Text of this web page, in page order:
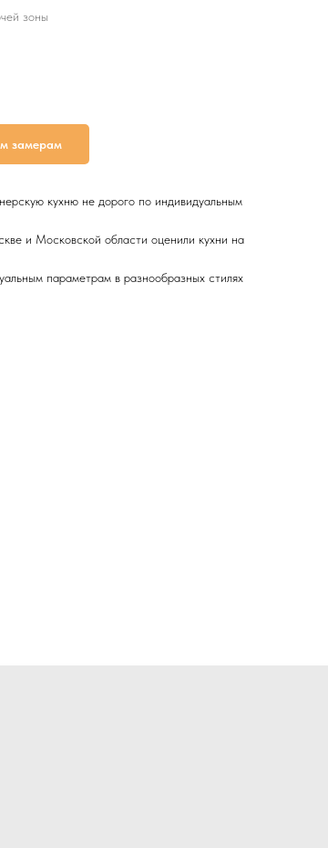
зоны
замерам
кухню не дорого по индивидуальным
и Московской области оценили кухни на
параметрам в разнообразных стилях